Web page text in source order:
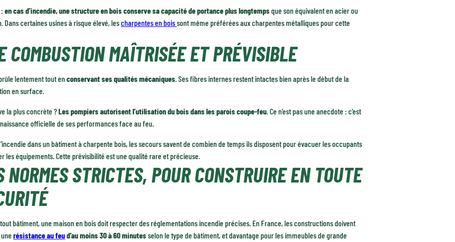
en cas d’incendie, une structure en bois conserve sa capacité de portance plus longtempsque son équivalent en acier ou
Dans certaines usines à risque élevé, lescharpentes en boissont même préférées aux charpentes métalliques pour cette
COMBUSTION MAÎTRISÉE ET PRÉVISIBLE
lentement tout enconservant ses qualités mécaniques. Ses fibres internes restent intactes bien après le début de la
en surface.
la plus concrète ?Les pompiers autorisent l’utilisation du bois dans les parois coupe-feu. Ce n’est pas une anecdote : c’est
officielle de ses performances face au feu.
dans un bâtiment à charpente bois, les secours savent de combien de temps ils disposent pour évacuer les occupants
les équipements. Cette prévisibilité est une qualité rare et précieuse.
NORMES STRICTES, POUR CONSTRUIRE EN TOUTE
bâtiment, une maison en bois doit respecter des réglementations incendie précises. En France, les constructions doivent
résistance au feud’au moins 30 à 60 minutesselon le type de bâtiment, et davantage pour les immeubles de grande